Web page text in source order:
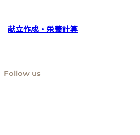
献立作成・栄養計算
Follow us